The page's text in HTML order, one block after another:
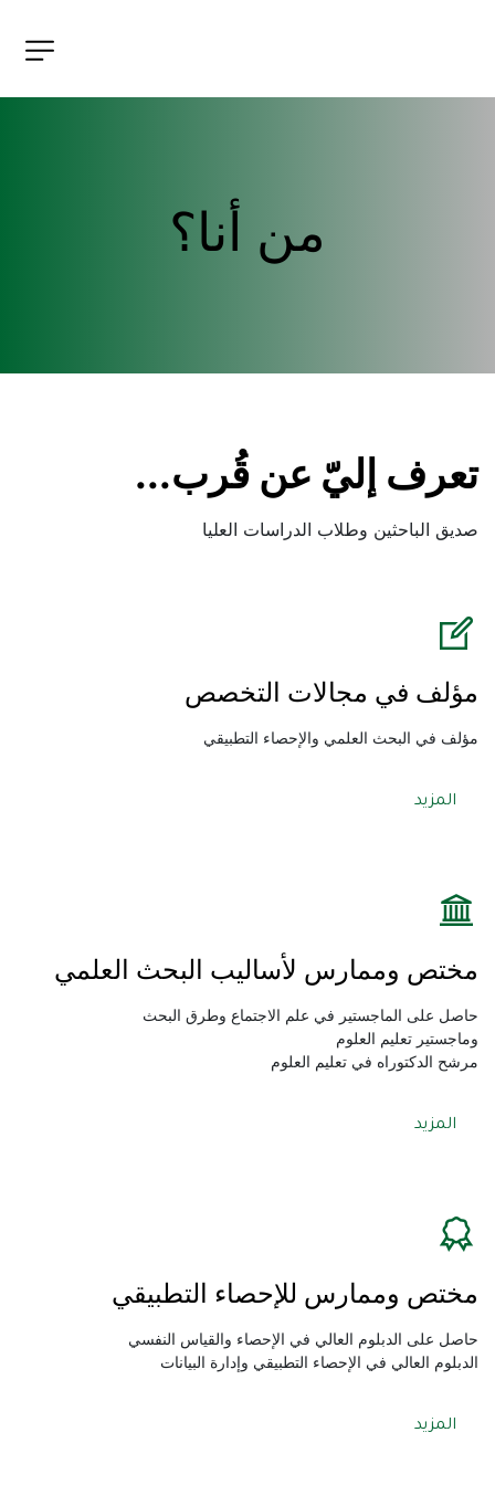
من أنا؟
تعرف إليّ عن قُرب...
صديق الباحثين وطلاب الدراسات العليا
مؤلف في مجالات التخصص
مؤلف في البحث العلمي والإحصاء التطبيقي
المزيد
مختص وممارس لأساليب البحث العلمي
مرشح الدكتوراه في تعليم العلوم
المزيد
مختص وممارس للإحصاء التطبيقي
الدبلوم العالي في الإحصاء التطبيقي وإدارة البيانات
المزيد